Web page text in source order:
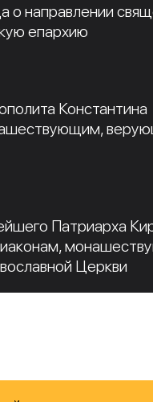
направлении
епархию
Константина
Патриарха
Церкви